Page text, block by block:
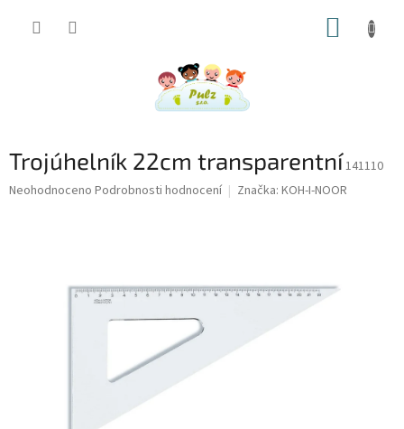
Trojúhelník 22cm transparentní141110
Průměrné
Neohodnoceno Podrobnosti hodnocení Značka: KOH-I-NOOR